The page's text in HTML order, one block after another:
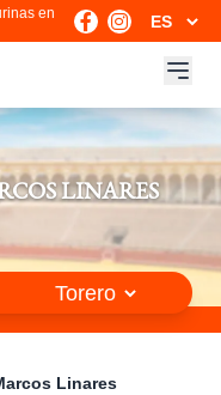
en
LINARES
Linares